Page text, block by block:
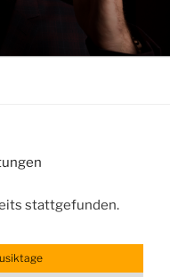
stattgefunden.